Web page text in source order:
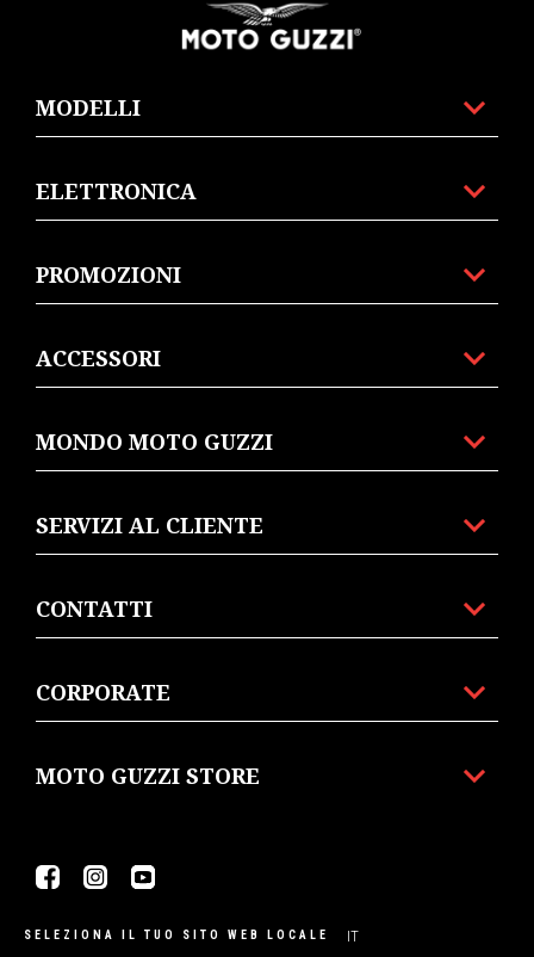
MODELLI
ELETTRONICA
PROMOZIONI
ACCESSORI
MONDO MOTO GUZZI
SERVIZI AL CLIENTE
CONTATTI
CORPORATE
MOTO GUZZI STORE
FacebookInstagram
SELEZIONA IL TUO SITO WEB LOCALE IT